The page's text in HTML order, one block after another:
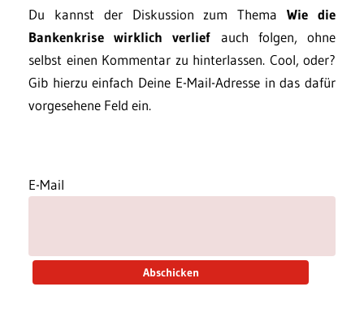
Du kannst der Diskussion zum ThemaWie die
Bankenkrise wirklich verlief auch folgen, ohne
selbst einen Kommentar zu hinterlassen. Cool, oder?
Gib hierzu einfach Deine E-Mail-Adresse in das dafür
vorgesehene Feld ein.
E-Mail